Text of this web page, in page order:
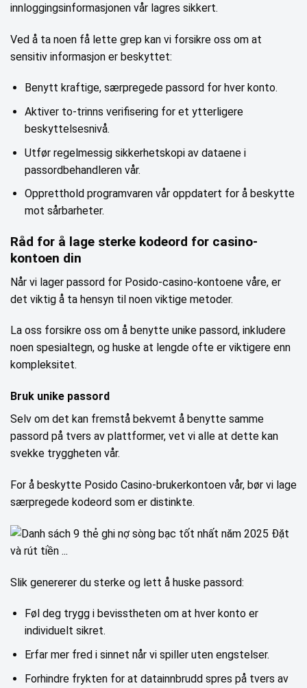
innloggingsinformasjonen vår lagres sikkert.
Ved å ta noen få lette grep kan vi forsikre oss om at
sensitiv informasjon er beskyttet:
Benytt kraftige, særpregede passord for hver konto.
Aktiver to-trinns verifisering for et ytterligere
beskyttelsesnivå.
Utfør regelmessig sikkerhetskopi av dataene i
passordbehandleren vår.
Oppretthold programvaren vår oppdatert for å beskytte
mot sårbarheter.
Råd for å lage sterke kodeord for casino-
kontoen din
Når vi lager passord for Posido-casino-kontoene våre, er
det viktig å ta hensyn til noen viktige metoder.
La oss forsikre oss om å benytte unike passord, inkludere
noen spesialtegn, og huske at lengde ofte er viktigere enn
kompleksitet.
Bruk unike passord
Selv om det kan fremstå bekvemt å benytte samme
passord på tvers av plattformer, vet vi alle at dette kan
svekke tryggheten vår.
For å beskytte Posido Casino-brukerkontoen vår, bør vi lage
særpregede kodeord som er distinkte.
Slik genererer du sterke og lett å huske passord:
Føl deg trygg i bevisstheten om at hver konto er
individuelt sikret.
Erfar mer fred i sinnet når vi spiller uten engstelser.
Forhindre frykten for at datainnbrudd spres på tvers av